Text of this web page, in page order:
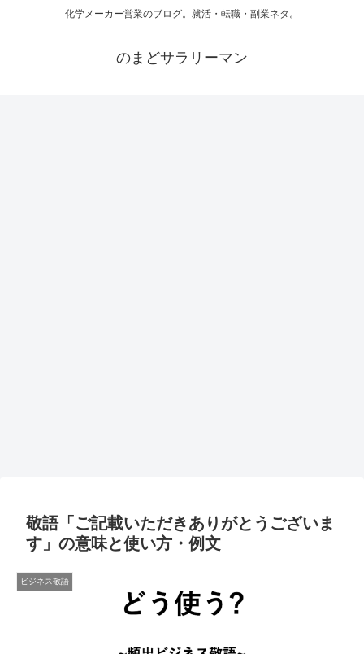
化学メーカー営業のブログ。就活・転職・副業ネタ。
のまどサラリーマン
敬語「ご記載いただきありがとうございま
す」の意味と使い方・例文
ビジネス敬語